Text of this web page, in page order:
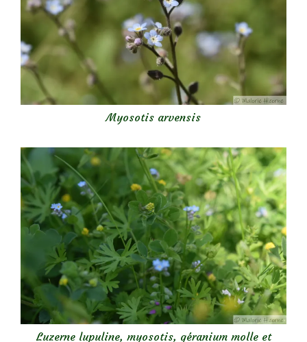
Myosotis arvensis
Luzerne lupuline, myosotis, géranium molle et